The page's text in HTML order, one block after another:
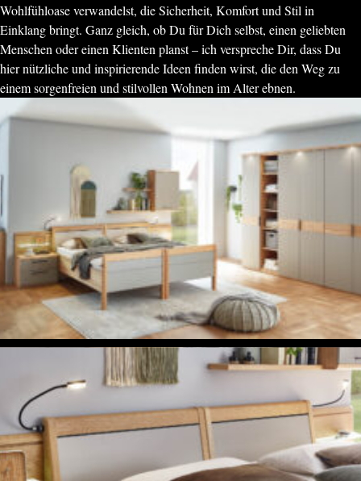
Wohlfühloase verwandelst, die Sicherheit, Komfort und Stil in
Einklang bringt. Ganz gleich, ob Du für Dich selbst, einen geliebten
Menschen oder einen Klienten planst – ich verspreche Dir, dass Du
hier nützliche und inspirierende Ideen finden wirst, die den Weg zu
einem sorgenfreien und stilvollen Wohnen im Alter ebnen.